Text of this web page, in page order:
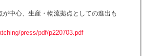
心、生産・物流拠点としての進出も
press/pdf/p220703.pdf